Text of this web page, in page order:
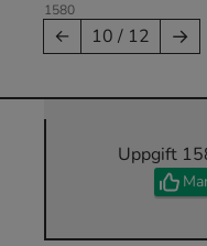
1580
← 10 / 12 →
Uppgift